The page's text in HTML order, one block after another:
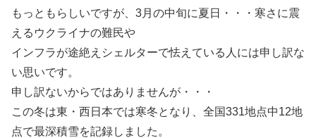
もっともらしいですが、3月の中旬に夏日・・・寒さに震
えるウクライナの難民や
インフラが途絶えシェルターで怯えている人には申し訳な
い思いです。
申し訳ないからではありませんが・・・
この冬は東・西日本では寒冬となり、全国331地点中12地
点で最深積雪を記録しました。